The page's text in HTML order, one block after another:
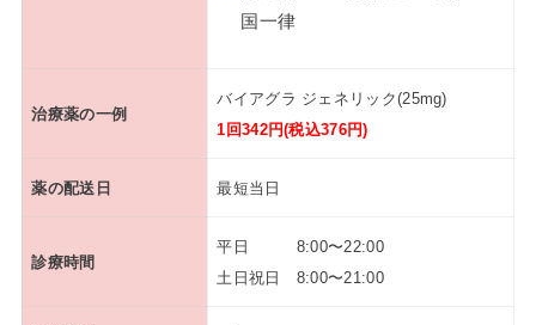
国一律
治療薬の一例
バイアグラ ジェネリック(25mg)
1回342円(税込376円)
薬の配送日 最短当日
診療時間
平日 8:00〜22:00
土日祝日 8:00〜21:00